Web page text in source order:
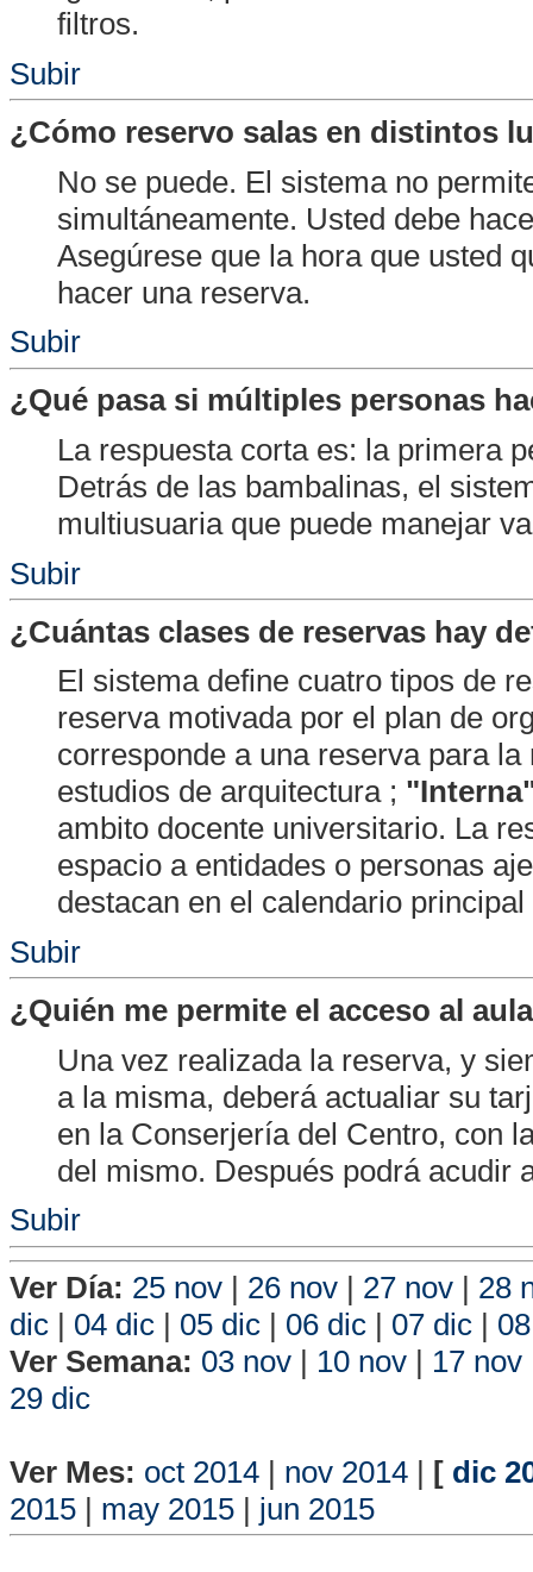
filtros.
Subir
¿Cómo reservo salas en distintos
No se puede. El sistema no
simultáneamente. Usted debe
Asegúrese que la hora que usted
hacer una reserva.
Subir
¿Qué pasa si múltiples personas
La respuesta corta es: la primera
Detrás de las bambalinas, el
multiusuaria que puede manejar
Subir
¿Cuántas clases de reservas hay
El sistema define cuatro tipos de
reserva motivada por el plan de
corresponde a una reserva para
estudios de arquitectura ;
ambito docente universitario. La
espacio a entidades o personas
destacan en el calendario
Subir
¿Quién me permite el acceso al
Una vez realizada la reserva, y
a la misma, deberá actualiar su
en la Conserjería del Centro, con
del mismo. Después podrá acudir
Subir
Ver Día: 25 nov | 26 nov | 27 nov | 28
dic | 04 dic | 05 dic | 06 dic | 07 dic |
Ver Semana: 03 nov | 10 nov | 17 nov
29 dic
Ver Mes: oct 2014 | nov 2014 | [ dic
2015 | may 2015 | jun 2015